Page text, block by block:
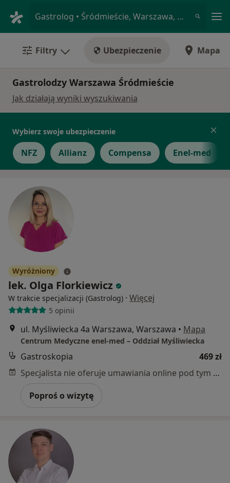
Gastrolog • Śródmieście, Warszawa, mazowieckie
Filtry Ubezpieczenie Mapa
Gastrolodzy Warszawa Śródmieście
Jak działają wyniki wyszukiwania
Wybierz swoje ubezpieczenie
NFZ Allianz Compensa Enel-med
Wyróżniony
lek. Olga Florkiewicz
W trakcie specjalizacji (Gastrolog) · Więcej
5 opinii
ul. Myśliwiecka 4a Warszawa, Warszawa • Mapa
Centrum Medyczne enel-med – Oddział Myśliwiecka
Gastroskopia
469 zł
Specjalista nie oferuje umawiania online pod tym adresem.
Poproś o wizytę